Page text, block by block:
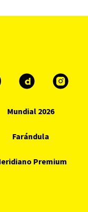
Mundial 2026
Farándula
Premium